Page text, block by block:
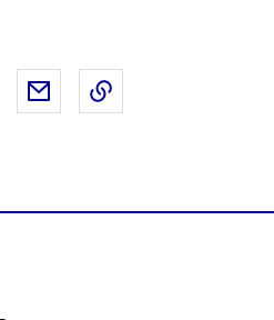
sur X
Partager sur LinkedIn
Partager par email